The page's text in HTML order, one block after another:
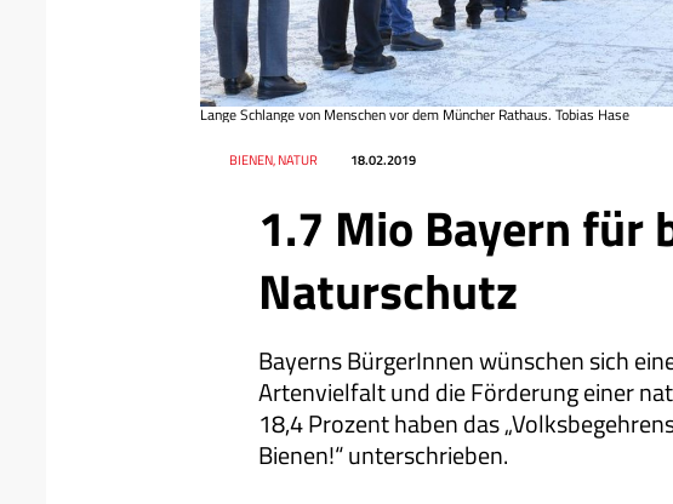
1.7 Mio Bayern für
Naturschutz
Bayerns BürgerInnen wünschen sich
Artenvielfalt und die Förderung einer
18,4 Prozent haben das
Bienen!“ unterschrieben.
Datum 18.02.2019
RessortBIENEN, NATUR
Lange Schlange von Menschen vor dem Müncher Rathaus. Tobias Hase